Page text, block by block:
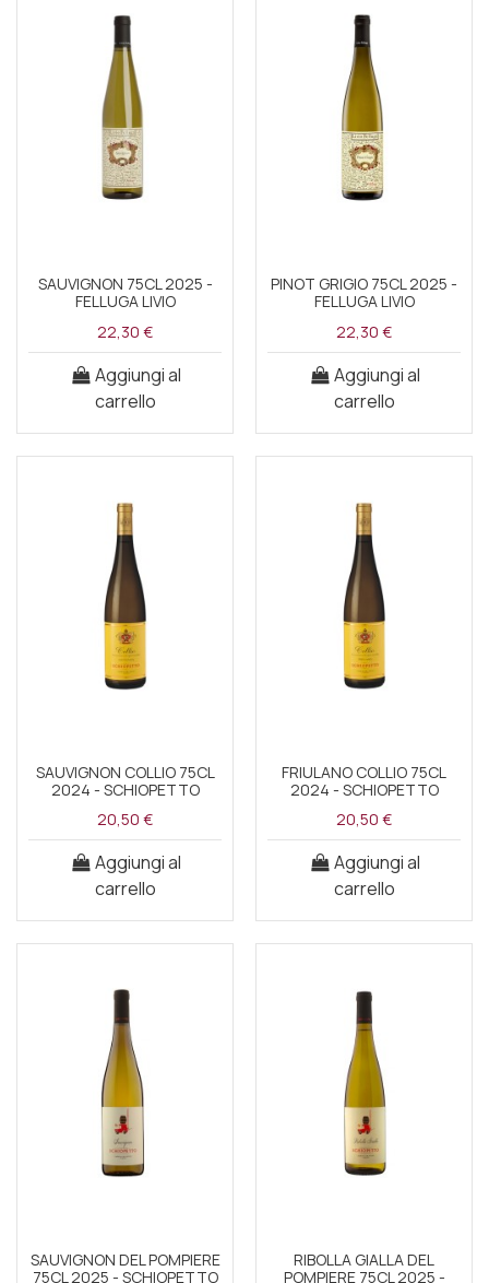
SAUVIGNON 75CL 2025 -
FELLUGA LIVIO
22,30 €
Aggiungi al
carrello
PINOT GRIGIO 75CL 2025 -
FELLUGA LIVIO
22,30 €
Aggiungi al
carrello
SAUVIGNON COLLIO 75CL
2024 - SCHIOPETTO
20,50 €
Aggiungi al
carrello
FRIULANO COLLIO 75CL
2024 - SCHIOPETTO
20,50 €
Aggiungi al
carrello
SAUVIGNON DEL POMPIERE
75CL 2025 - SCHIOPETTO
RIBOLLA GIALLA DEL
POMPIERE 75CL 2025 -